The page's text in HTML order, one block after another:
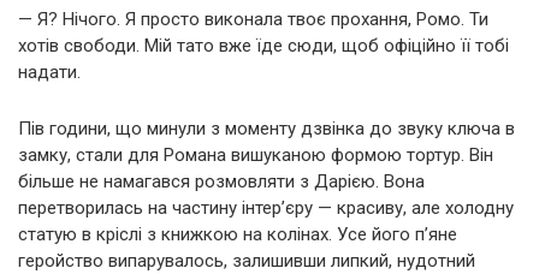
— Я? Нічого. Я просто виконала твоє прохання, Ромо. Ти
хотів свободи. Мій тато вже їде сюди, щоб офіційно її тобі
надати.
Пів години, що минули з моменту дзвінка до звуку ключа в
замку, стали для Романа вишуканою формою тортур. Він
більше не намагався розмовляти з Дарією. Вона
перетворилась на частину інтер’єру — красиву, але холодну
статую в кріслі з книжкою на колінах. Усе його п’яне
геройство випарувалось, залишивши липкий, нудотний